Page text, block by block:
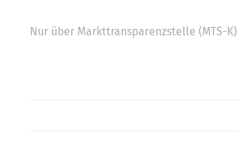
Nur über Markttransparenzstelle (MTS-